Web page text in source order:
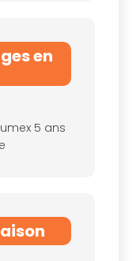
en
5 ans